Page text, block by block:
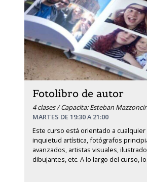
Fotolibro de autor
4 clases / Capacita: Esteban
MARTES DE 19:30 A 21:00
Este curso está orientado a
inquietud artística, fotógrafos
avanzados, artistas visuales,
dibujantes, etc. A lo largo del curso,